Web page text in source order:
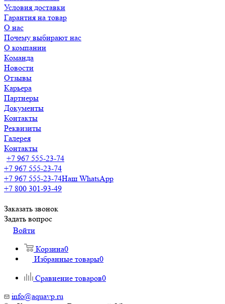
Условия доставки
Гарантия на товар
О нас
Почему выбирают нас
О компании
Команда
Новости
Отзывы
Карьера
Партнеры
Документы
Контакты
Реквизиты
Галерея
Контакты
+7 967 555-23-74
+7 967 555-23-74
+7 967 555-23-74Наш WhatsApp
+7 800 301-93-49
Заказать звонок
Задать вопрос
Войти
Корзина0
Избранные товары0
Сравнение товаров0
info@aquavp.ru